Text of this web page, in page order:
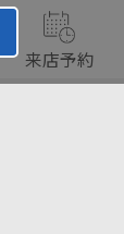
来店予約